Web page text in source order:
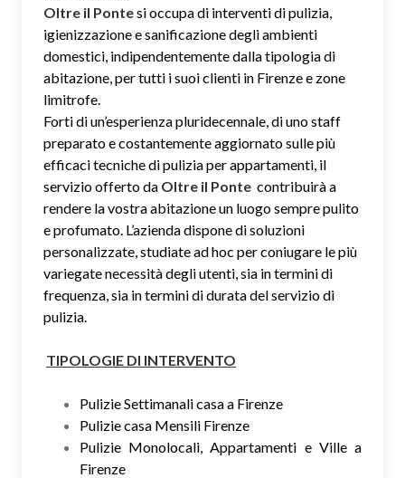
Oltre il Pontesi occupa di interventi di pulizia,
igienizzazione e sanificazione degli ambienti
domestici, indipendentemente dalla tipologia di
abitazione, per tutti i suoi clienti in Firenze e zone
limitrofe.
Forti di un’esperienza pluridecennale, di uno staff
preparato e costantemente aggiornato sulle più
efficaci tecniche di pulizia per appartamenti, il
servizio offerto da Oltre il Ponte contribuirà a
rendere la vostra abitazione un luogo sempre pulito
e profumato. L’azienda dispone di soluzioni
personalizzate, studiate ad hoc per coniugare le più
variegate necessità degli utenti, sia in termini di
frequenza, sia in termini di durata del servizio di
pulizia.
TIPOLOGIE DI INTERVENTO
Pulizie Settimanali casa a Firenze
Pulizie casa Mensili Firenze
Pulizie Monolocali, Appartamenti e Ville a
Firenze